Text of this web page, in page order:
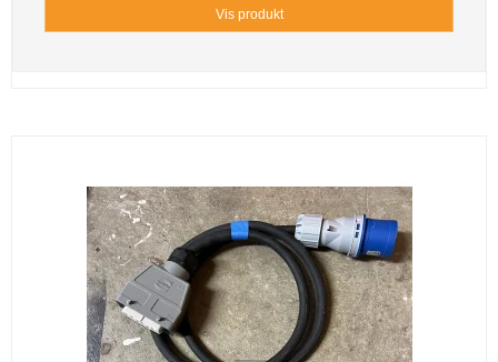
Vis produkt